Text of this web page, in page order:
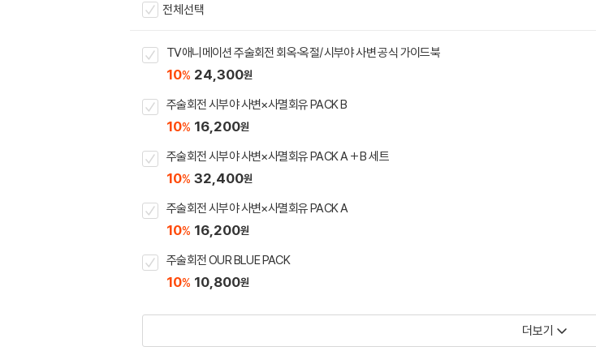
전체선택
TV애니메이션 주술회전 회옥·옥절/시부야 사변 공식 가이드북
10% 24,300원
주술회전 시부야 사변×사멸회유 PACK B
10% 16,200원
주술회전 시부야 사변×사멸회유 PACK A + B 세트
10% 32,400원
주술회전 시부야 사변×사멸회유 PACK A
10% 16,200원
주술회전 OUR BLUE PACK
10% 10,800원
더보기